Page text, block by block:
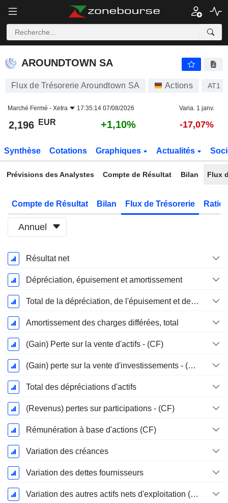
AROUNDTOWN SA
AROUNDTOWN SA
Flux de Trésorerie Aroundtown SA Actions AT1
Marché Fermé - Xetra 17:35:14 07/08/2026 Varia. 1 janv.
2,196 EUR +1,10% -17,07%
Synthèse Cotations Graphiques Actualités
Prévisions des Analystes Compte de Résultat Bilan Flux
Compte de Résultat Bilan Flux de Trésorerie
Annuel
Période
Fiscale:
Décembre
Résultat net
Dépréciation, épuisement et amortissement
Total de la dépréciation, de l'épuisement et de l'amortissement
Amortissement des charges différées, total
(Gain) Perte sur la vente d'actifs - (CF)
(Gain) perte sur la vente d'investissements - (CF)
Total des dépréciations d'actifs
(Revenus) pertes sur participations - (CF)
Rémunération à base d'actions (CF)
Variation des créances
Variation des dettes fournisseurs
Variation des autres actifs nets d'exploitation (perçus)